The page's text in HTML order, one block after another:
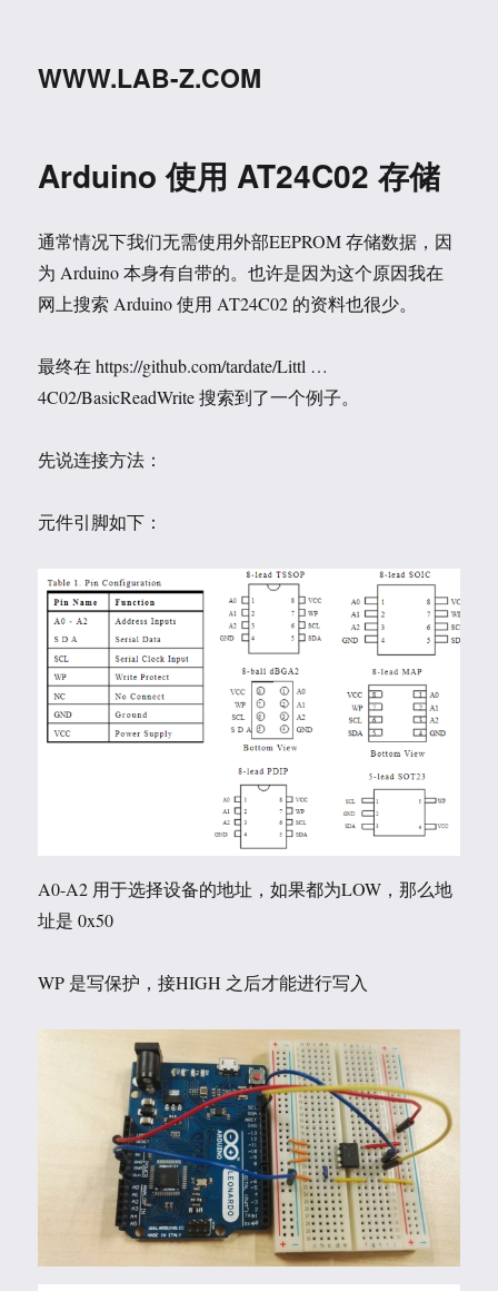
WWW.LAB-Z.COM
Arduino 使用 AT24C02 存储
通常情况下我们无需使用外部EEPROM 存储数据，因
为 Arduino 本身有自带的。也许是因为这个原因我在
网上搜索 Arduino 使用 AT24C02 的资料也很少。
最终在 https://github.com/tardate/Littl …
4C02/BasicReadWrite 搜索到了一个例子。
先说连接方法：
元件引脚如下：
A0-A2 用于选择设备的地址，如果都为LOW，那么地
址是 0x50
WP 是写保护，接HIGH 之后才能进行写入